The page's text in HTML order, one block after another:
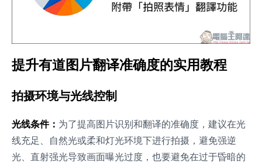
提升有道图片翻译准确度的实用教程
拍摄环境与光线控制
光线条件： 为了提高图片识别和翻译的准确度，建议在光
线充足、自然光或柔和灯光环境下进行拍摄，避免强逆
光、直射强光导致画面曝光过度，也要避免在过于昏暗的